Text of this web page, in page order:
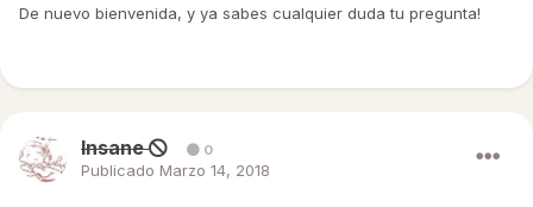
De nuevo bienvenida, y ya sabes cualquier duda tu pregunta!
Insane 0
Publicado Marzo 14, 2018